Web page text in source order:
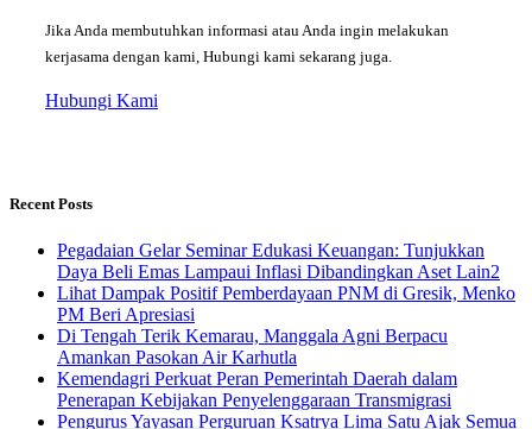
Jika Anda membutuhkan informasi atau Anda ingin melakukan
kerjasama dengan kami, Hubungi kami sekarang juga.
Hubungi Kami
Recent Posts
Pegadaian Gelar Seminar Edukasi Keuangan: Tunjukkan
Daya Beli Emas Lampaui Inflasi Dibandingkan Aset Lain2
Lihat Dampak Positif Pemberdayaan PNM di Gresik, Menko
PM Beri Apresiasi
​Di Tengah Terik Kemarau, Manggala Agni Berpacu
Amankan Pasokan Air Karhutla
Kemendagri Perkuat Peran Pemerintah Daerah dalam
Penerapan Kebijakan Penyelenggaraan Transmigrasi
Pengurus Yayasan Perguruan Ksatrya Lima Satu Ajak Semua